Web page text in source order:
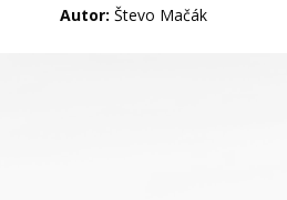
Autor: Števo Mačák